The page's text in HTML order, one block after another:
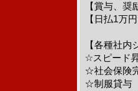
【賞与、奨
【日払1万
【各種社内
☆スピード
☆社会保険
☆制服貸与